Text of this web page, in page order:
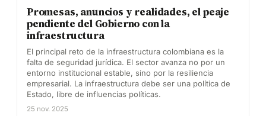
Promesas, anuncios y realidades, el peaje
pendiente del Gobierno con la
infraestructura
El principal reto de la infraestructura colombiana es la
falta de seguridad jurídica. El sector avanza no por un
entorno institucional estable, sino por la resiliencia
empresarial. La infraestructura debe ser una política de
Estado, libre de influencias políticas.
25 nov. 2025